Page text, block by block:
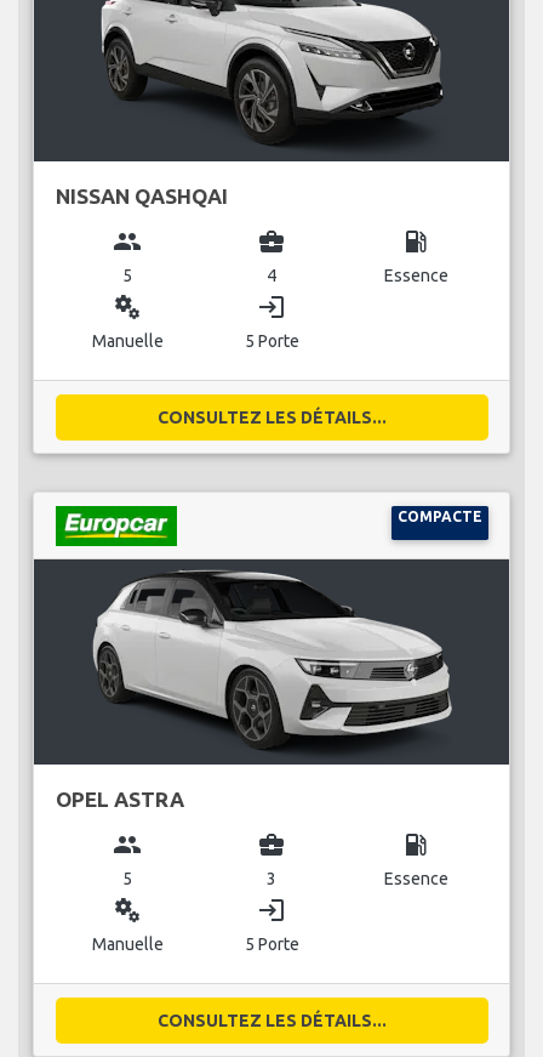
NISSAN QASHQAI
group
5
business_center
4
local_gas_station
Essence
miscellaneous_services
Manuelle
login
5 Porte
CONSULTEZ LES DÉTAILS...
COMPACTE
OPEL ASTRA
group
5
business_center
3
local_gas_station
Essence
miscellaneous_services
Manuelle
login
5 Porte
CONSULTEZ LES DÉTAILS...